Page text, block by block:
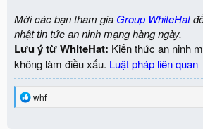
Mời các bạn tham gia Group WhiteHat
nhật tin tức an ninh mạng hàng ngày.
Lưu ý từ WhiteHat: Kiến thức an ninh
không làm điều xấu. Luật pháp liên quan
R
whf